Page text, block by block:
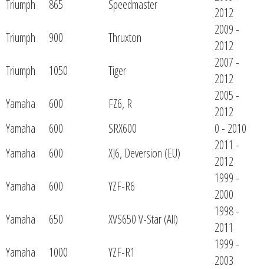
Triumph
865 Speedmaster
2012
Triumph
900 Thruxton
2009 -
2012
Triumph
1050 Tiger
2007 -
2012
Yamaha
600 FZ6, R
2005 -
2012
Yamaha
600 SRX600
0 - 2010
Yamaha
600 XJ6, Deversion (EU)
2011 -
2012
Yamaha
600 YZF-R6
1999 -
2000
Yamaha
650 XVS650 V-Star (All)
1998 -
2011
Yamaha
1000 YZF-R1
1999 -
2003